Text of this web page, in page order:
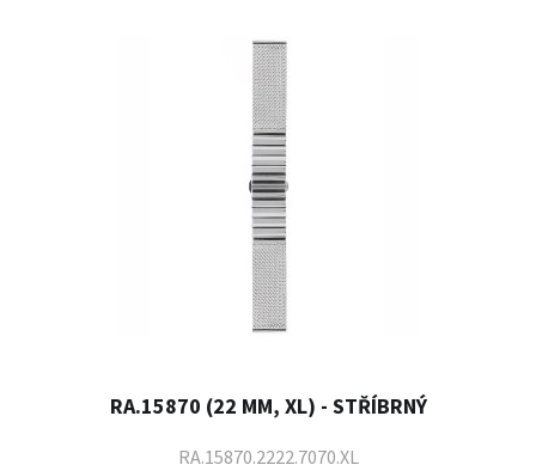
RA.15870 (22 MM, XL) - STŘÍBRNÝ
RA.15870.2222.7070.XL